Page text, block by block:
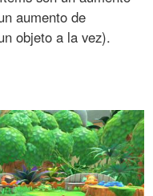
aumento de
objeto a la vez).